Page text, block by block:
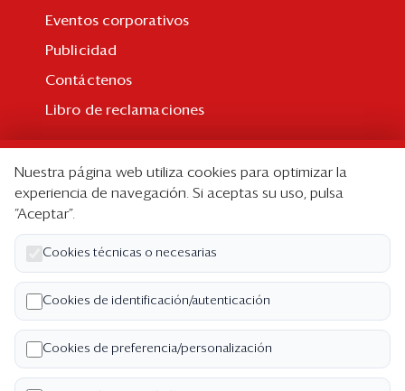
Eventos corporativos
Publicidad
Contáctenos
Libro de reclamaciones
Suscripción individual
Paquetes corporativos
Edición Impresa
Nosotros
Quiénes somos
Código de ética
Términos y Condiciones
Nuestra página web utiliza cookies para optimizar la
experiencia de navegación. Si aceptas su uso, pulsa
“Aceptar”.
Cookies técnicas o necesarias
Cookies de identificación/autenticación
Cookies de preferencia/personalización